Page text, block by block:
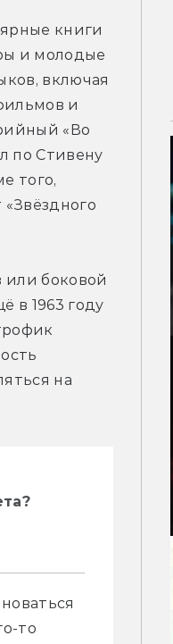
книги
и молодые
включая
и
«Во
по Стивену
того,
или боковой
в 1963 году
на
то